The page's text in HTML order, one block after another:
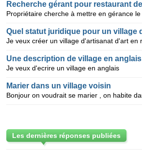
Une description de village en anglais
Je veux d'ecrire un village en anglais
Marier dans un village voisin
Les dernières réponses publiées